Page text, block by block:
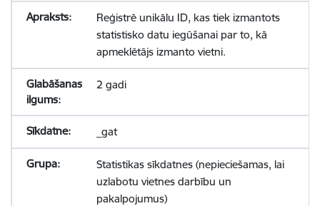
Reģistrē unikālu ID, kas tiek izmantots
statistisko datu iegūšanai par to, kā
apmeklētājs izmanto vietni.
2 gadi
_gat
Statistikas sīkdatnes (nepieciešamas, lai
uzlabotu vietnes darbību un
pakalpojumus)